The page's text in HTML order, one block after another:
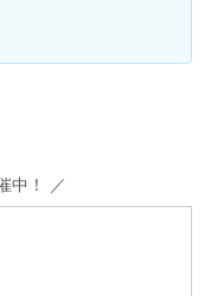
中！ ／